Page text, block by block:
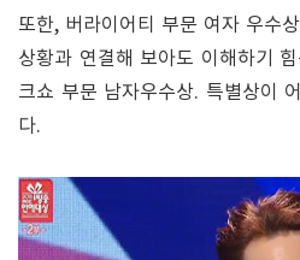
또한, 버라이어티 부문 여자 우수
상황과 연결해 보아도 이해하기
크쇼 부문 남자우수상. 특별상이
다.